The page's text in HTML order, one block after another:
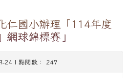
仁國小辦理「114年度
網球錦標賽」
24 | 點閱數： 247